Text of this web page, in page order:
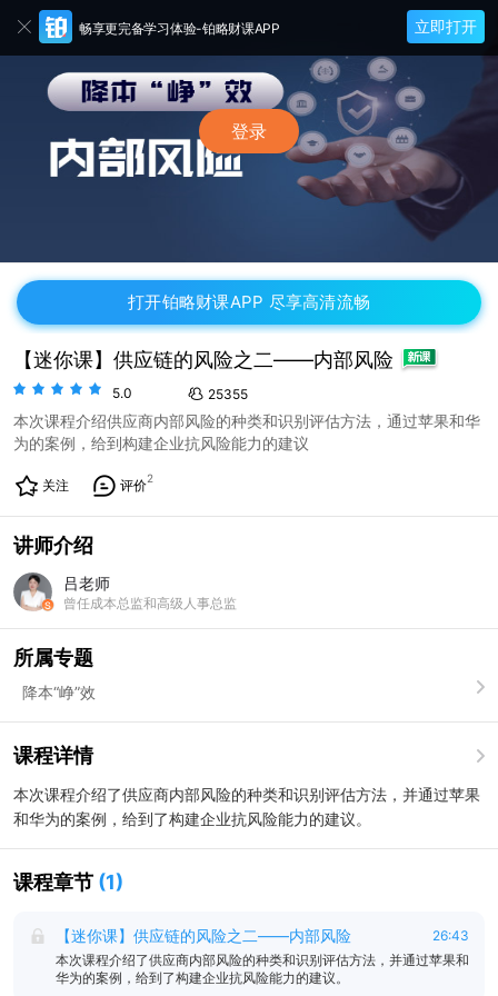
畅享更完备学习体验-铂略财课APP 立即打开
登录
打开铂略财课APP 尽享高清流畅
【迷你课】供应链的风险之二——内部风险
5.0 25355
本次课程介绍供应商内部风险的种类和识别评估方法，通过苹果和华
为的案例，给到构建企业抗风险能力的建议
关注 评价2
讲师介绍
吕老师
曾任成本总监和高级人事总监
所属专题
降本“峥”效
课程详情
本次课程介绍了供应商内部风险的种类和识别评估方法，并通过苹果
和华为的案例，给到了构建企业抗风险能力的建议。
课程章节 (1)
【迷你课】供应链的风险之二——内部风险
26:43
本次课程介绍了供应商内部风险的种类和识别评估方法，并通过苹果和
华为的案例，给到了构建企业抗风险能力的建议。